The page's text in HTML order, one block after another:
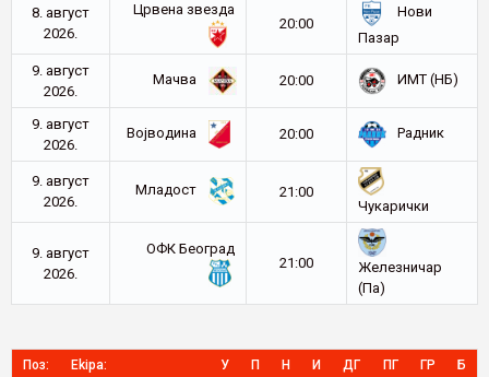
8. август
2026.
Црвена звезда
20:00
Нови
Пазар
9. август
2026.
Мачва 20:00 ИМТ (НБ)
9. август
2026.
Војводина 20:00 Радник
9. август
2026.
Младост
21:00
Чукарички
9. август
2026.
ОФК Београд
21:00
Железничар
(Па)
Поз: Ekipa: У П Н И ДГ ПГ ГР Б